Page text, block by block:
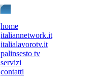
home
italiannetwork.it
italialavorotv.it
palinsesto tv
servizi
contatti